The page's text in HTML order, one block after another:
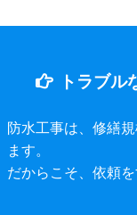
トラブ
防水工事は、修繕
ます。
だからこそ、依頼